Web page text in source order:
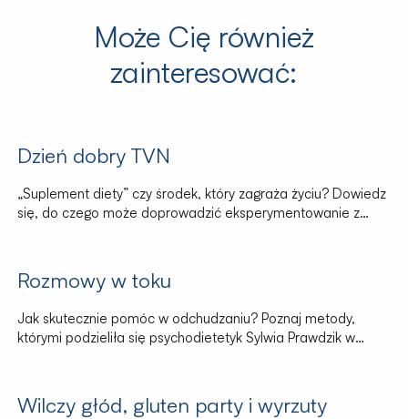
Może Cię również
zainteresować:
Dzień dobry TVN
„Suplement diety” czy środek, który zagraża życiu? Dowiedz
się, do czego może doprowadzić eksperymentowanie z
Rozmowy w toku
Jak skutecznie pomóc w odchudzaniu? Poznaj metody,
którymi podzieliła się psychodietetyk Sylwia Prawdzik w
Wilczy głód, gluten party i wyrzuty